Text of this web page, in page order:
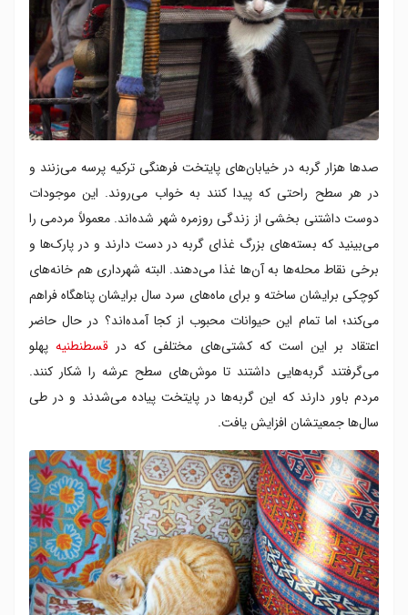
صدها هزار گربه در خیابان‌های پایتخت فرهنگی ترکیه پرسه می‌زنند و
در هر سطح راحتی که پیدا کنند به خواب می‌روند. این موجودات
دوست داشتنی بخشی از زندگی روزمره شهر شده‌اند. معمولاً مردمی را
می‌بینید که بسته‌های بزرگ غذای گربه در دست دارند و در پارک‌ها و
برخی نقاط محله‌ها به آن‌ها غذا می‌دهند. البته شهرداری هم خانه‌های
کوچکی برایشان ساخته و برای ماه‌های سرد سال برایشان پناهگاه فراهم
می‌کند؛ اما تمام این حیوانات محبوب از کجا آمده‌اند؟ در حال حاضر
اعتقاد بر این است که کشتی‌های مختلفی که در قسطنطنیهپهلو
می‌گرفتند گربه‌هایی داشتند تا موش‌های سطح عرشه را شکار کنند.
مردم باور دارند که این گربه‌ها در پایتخت پیاده می‌شدند و در طی
سال‌ها جمعیتشان افزایش یافت.